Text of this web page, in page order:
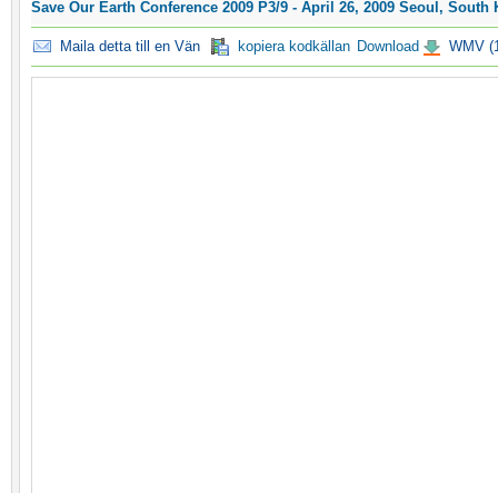
Save Our Earth Conference 2009 P3/9 - April 26, 2009 Seoul, South
Maila detta till en Vän kopiera kodkällan Download WMV